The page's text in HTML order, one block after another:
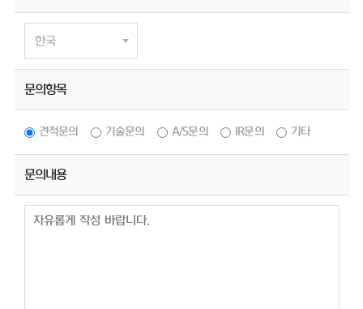
문의항목
견적문의 기술문의 A/S문의 IR문의 기타
문의내용